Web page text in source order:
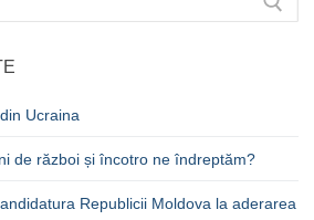
Ucraina
de război și încotro ne îndreptăm?
Republicii Moldova la aderarea